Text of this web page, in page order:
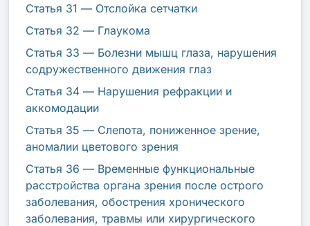
Статья 31 — Отслойка сетчатки
Статья 32 — Глаукома
Статья 33 — Болезни мышц глаза, нарушения
содружественного движения глаз
Статья 34 — Нарушения рефракции и
аккомодации
Статья 35 — Слепота, пониженное зрение,
аномалии цветового зрения
Статья 36 — Временные функциональные
расстройства органа зрения после острого
заболевания, обострения хронического
заболевания, травмы или хирургического